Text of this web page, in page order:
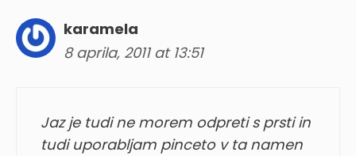
karamela
8 aprila, 2011 at 13:51
Jaz je tudi ne morem odpreti s prsti in
tudi uporabljam pinceto v ta namen